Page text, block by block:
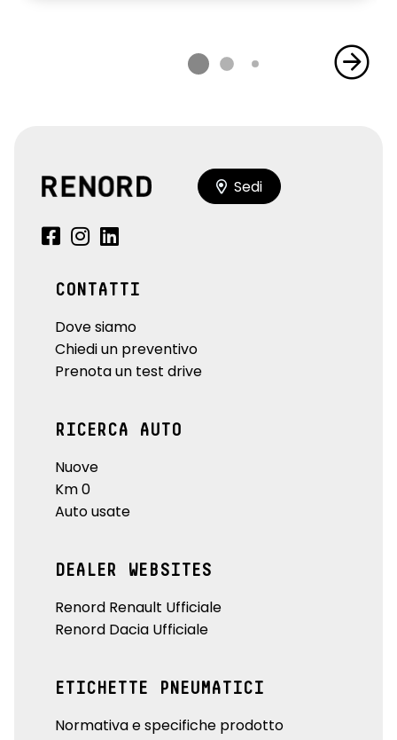
Sedi
CONTATTI
Dove siamo
Chiedi un preventivo
Prenota un test drive
RICERCA AUTO
Nuove
Km 0
Auto usate
DEALER WEBSITES
Renord Renault Ufficiale
Renord Dacia Ufficiale
ETICHETTE PNEUMATICI
Normativa e specifiche prodotto